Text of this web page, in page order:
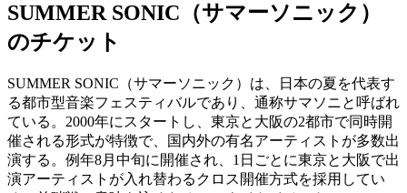
SUMMER SONIC（サマーソニック）
のチケット
SUMMER SONIC（サマーソニック）は、日本の夏を代表す
る都市型音楽フェスティバルであり、通称サマソニと呼ばれ
ている。2000年にスタートし、東京と大阪の2都市で同時開
催される形式が特徴で、国内外の有名アーティストが多数出
演する。例年8月中旬に開催され、1日ごとに東京と大阪で出
演アーティストが入れ替わるクロス開催方式を採用してい